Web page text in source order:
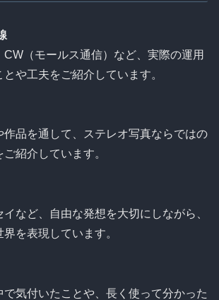
（モールス通信）など、実際の運用
や工夫をご紹介しています。
作品を通して、ステレオ写真ならではの
紹介しています。
など、自由な発想を大切にしながら、
を表現しています。
で気付いたことや、長く使って分かった